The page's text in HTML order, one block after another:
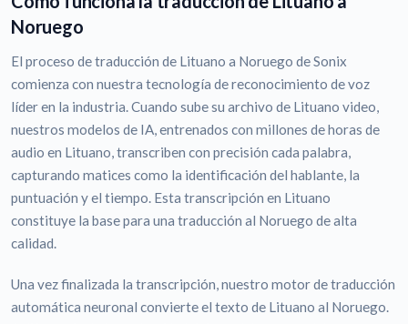
Noruego
El proceso de traducción de Lituano a Noruego de Sonix
comienza con nuestra tecnología de reconocimiento de voz
líder en la industria. Cuando sube su archivo de Lituano video,
nuestros modelos de IA, entrenados con millones de horas de
audio en Lituano, transcriben con precisión cada palabra,
capturando matices como la identificación del hablante, la
puntuación y el tiempo. Esta transcripción en Lituano
constituye la base para una traducción al Noruego de alta
calidad.
Una vez finalizada la transcripción, nuestro motor de traducción
automática neuronal convierte el texto de Lituano al Noruego.